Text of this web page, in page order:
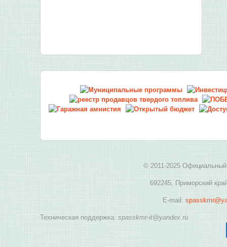
© 2011-2025 Официальный
692245, Приморский
E-mail:
Техническая поддержка: spasskmr-it@yandex.ru